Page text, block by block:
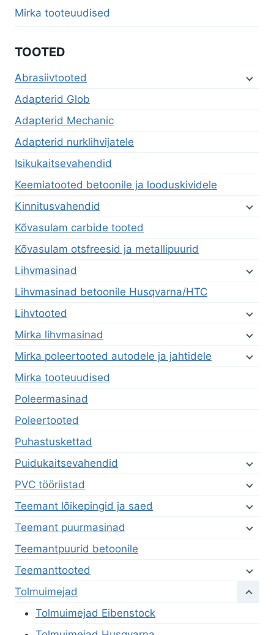
Mirka tooteuudised
TOOTED
Abrasiivtooted
Adapterid Glob
Adapterid Mechanic
Adapterid nurklihvijatele
Isikukaitsevahendid
Keemiatooted betoonile ja looduskividele
Kinnitusvahendid
Kõvasulam carbide tooted
Kõvasulam otsfreesid ja metallipuurid
Lihvmasinad
Lihvmasinad betoonile Husqvarna/HTC
Lihvtooted
Mirka lihvmasinad
Mirka poleertooted autodele ja jahtidele
Mirka tooteuudised
Poleermasinad
Poleertooted
Puhastuskettad
Puidukaitsevahendid
PVC tööriistad
Teemant lõikepingid ja saed
Teemant puurmasinad
Teemantpuurid betoonile
Teemanttooted
Tolmuimejad
Tolmuimejad Eibenstock